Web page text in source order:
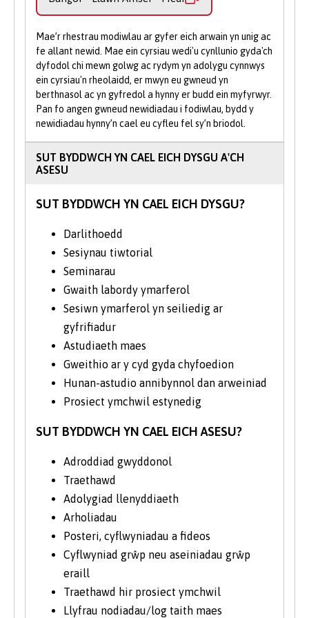
Eich Camau Nesaf
Cysylltwch â Derbyniadau:Os oes
gennych gwestiynau neu fod angen
arweiniad arnoch, mae ein tîm
Derbyniadau cyfeillgar ar gael i’ch
helpu.
eich cais trwy ein porth ar-lein gan na
ecoleg a ffisioleg y colobws, a sut maen
nhw’n atgenhedlu.
Ym Mlwyddyn 4, cewch y dasg o gwblhau
project ymchwil meistr annibynnol
drosoch eich hun. Mae hynny’n fodd i chi
ddatblygu eich sgiliau gwyddonol i lefel
uwch a chynllunio, gwneud a dadansoddi
ymchwil yn seiliedig ar ddamcaniaeth yn
eich maes ymchwil dewisol.
Phrimatoleg wedi astudio sut mae
er enghraifft. Mae eraill wedi archwilio
effeithiau newid hinsawdd yn y dyfodol ar
ddosbarthiad primatiaid, ecoleg ymddygiad
colobus coch Zanzibar yn y gwyllt, ac
arferion ecodwristiaeth o ran primatiaid
trwy ddefnyddio cyfryngau cymdeithasol,
ymhlith projectau eraill.
Mae’r cwrs hwn yn un hynod o ymarferol ei
bwyslais, ble byddwch yn astudio
hamgueddfa natur. Mae hyn yn eich helpu i
werthfawrogi'r amrywiaeth enfawr o
siapiau a meintiau o fewn primatiaid, a
deall sut y gellir dod i gasgliad am
ymddygiad, ecoleg a diet wrth archwilio
esgyrn. Byddwch hefyd yn arsylwi ac yn
cofnodi ymddygiad primatiaid byw. Mae
teithiau maes blaenorol iGoedwig
Mwncïod Trentham
galluogi myfyrwyr i fonitro primatiaid sy’n
byw’n rhydd a dadansoddi'r canlyniadau.
Mae’r rhestrau modiwlau ar gyfer eich arwain yn unig ac
fe allant newid. Mae ein cyrsiau wedi'u cynllunio gyda'ch
dyfodol chi mewn golwg ac rydym yn adolygu cynnwys
ein cyrsiau'n rheolaidd, er mwyn eu gwneud yn
berthnasol ac yn gyfredol a hynny er budd ein myfyrwyr.
Pan fo angen gwneud newidiadau i fodiwlau, bydd y
newidiadau hynny’n cael eu cyfleu fel sy’n briodol.
SUT BYDDWCH YN CAEL EICH DYSGU A'CH
ASESU
SUT BYDDWCH YN CAEL EICH DYSGU?
Darlithoedd
Sesiynau tiwtorial
Seminarau
Gwaith labordy ymarferol
Sesiwn ymarferol yn seiliedig ar
gyfrifiadur
Astudiaeth maes
Gweithio ar y cyd gyda chyfoedion
Hunan-astudio annibynnol dan arweiniad
Prosiect ymchwil estynedig
SUT BYDDWCH YN CAEL EICH ASESU?
Adroddiad gwyddonol
Traethawd
Adolygiad llenyddiaeth
Arholiadau
Posteri, cyflwyniadau a fideos
Cyflwyniad grŵp neu aseiniadau grŵp
eraill
Traethawd hir prosiect ymchwil
Llyfrau nodiadau/log taith maes